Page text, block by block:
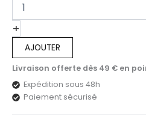
BARDANE
Racine
en
poudre
-
Démangeaisons
et
détox
+
AJOUTER
Livraison offerte dès 49 € en
Expédition sous 48h
Paiement sécurisé